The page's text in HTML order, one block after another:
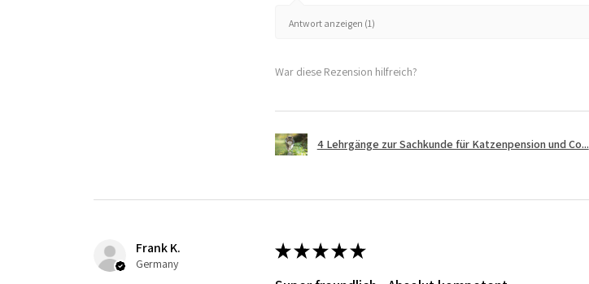
Antwort anzeigen (1)
War diese Rezension hilfreich?
4 Lehrgänge zur Sachkunde für Katzenpension und Co...
Frank K.
Germany
★ ★ ★ ★ ★